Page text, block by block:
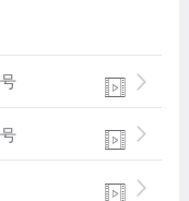


